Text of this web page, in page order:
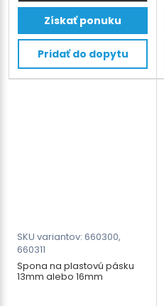
Tento
produkt
má
viacero
variantov.
Získať ponuku
Pridať do dopytu
SKU variantov: 660300,
660311
Spona na plastovú pásku
13mm alebo 16mm